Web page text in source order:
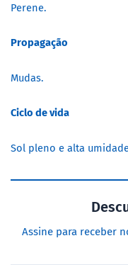
Perene.
Propagação
Mudas.
Ciclo de vida
Sol pleno e alta
Assine para receber